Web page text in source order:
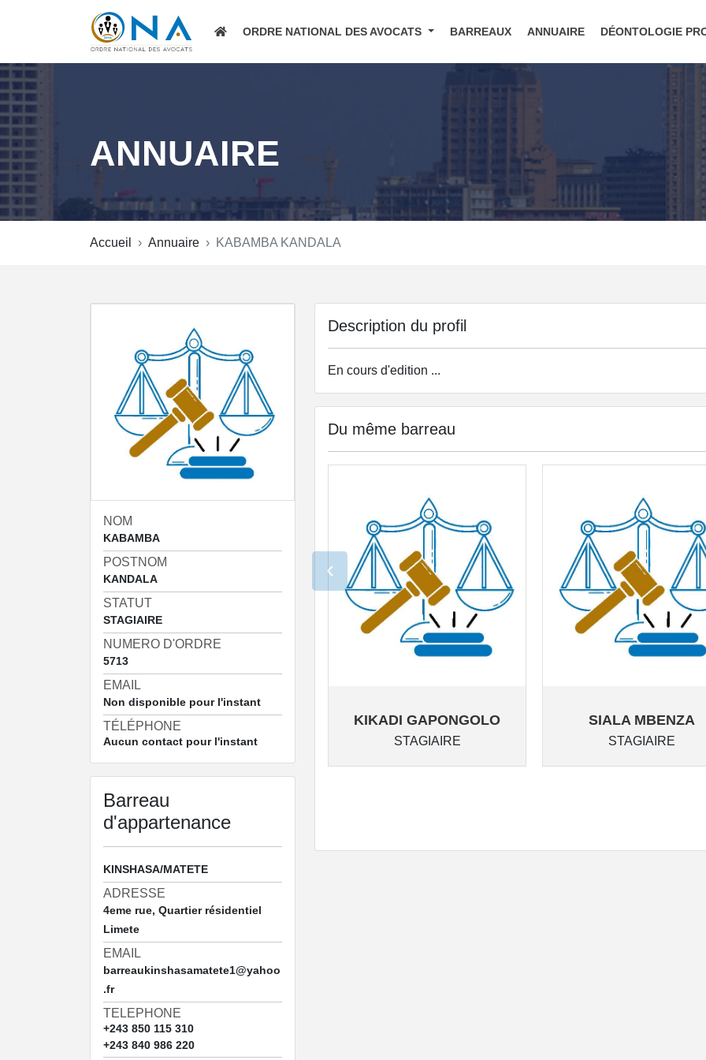
ORDRE NATIONAL DES AVOCATS BARREAUX ANNUAIRE DÉONTOLOGIE
ANNUAIRE
Accueil Annuaire KABAMBA KANDALA
NOM
KABAMBA
POSTNOM
KANDALA
STATUT
STAGIAIRE
NUMERO D'ORDRE
5713
EMAIL
Non disponible pour l'instant
TÉLÉPHONE
Aucun contact pour l'instant
Barreau
d'appartenance
KINSHASA/MATETE
ADRESSE
4eme rue, Quartier résidentiel
Limete
EMAIL
barreaukinshasamatete1@yahoo
.fr
TELEPHONE
+243 850 115 310
+243 840 986 220
Description du profil
En cours d'edition ...
Du même barreau
KIKADI GAPONGOLO
STAGIAIRE
SIALA MBENZA
STAGIAIRE
‹